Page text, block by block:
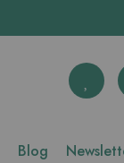
Blog